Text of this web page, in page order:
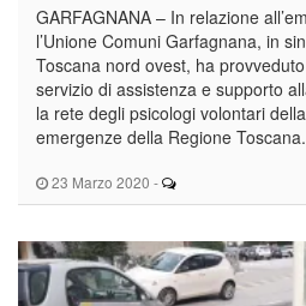
23 Marzo 2020 -
GARFAGNANA – In relazione
l’Unione Comuni Garfagnana, in
Toscana nord ovest, ha
servizio di assistenza e supporto
la rete degli psicologi volontari
emergenze della Regione